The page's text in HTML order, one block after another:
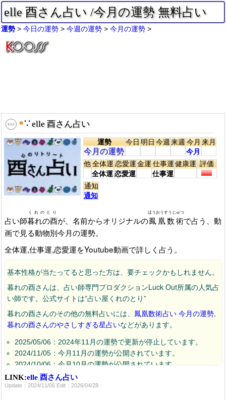
elle 酉さん占い /今月の運勢 無料占い
運勢 今日の運勢 今週の運勢 今月の運勢
●∵elle 酉さん占い
運勢
今月の運勢
今日明日今週来週今月
今月
来月
他全体運
全体運
恋愛運
恋愛運
金運仕事運
仕事運
健康運 評価
通知
通知
占い師暮れの酉
くれのとり
が、名前からオリジナルの鳳凰数術
ほうおうすうじゅつ
で占う、動
画で見る動物別今月の運勢。
全体運,仕事運,恋愛運をYoutube動画で詳しく占う。
基本性格が当たってると思った方は、要チェックかもしれません。
暮れの酉さんは、占い師専門プロダクションLuck Out所属の人気占
い師です。公式サイトは”占い屋くれのとり”
暮れの酉さんのその他の無料占いには、 鳳凰数術占い 今月の運勢,
暮れの酉さんのやさしすぎる星占いなどがあります。
2025/05/06：2024年11月の運勢で更新が停止しています。
2024/11/05：今月11月の運勢が公開されています。
2024/10/06：今月10月の運勢が公開されています。
2024/09/09：今月9月の運勢が公開されています。
2024/08/04：今月8月の運勢が公開されています。
LINK:elle 酉さん占い
Update：2024/11/05 Edit：2026/04/28